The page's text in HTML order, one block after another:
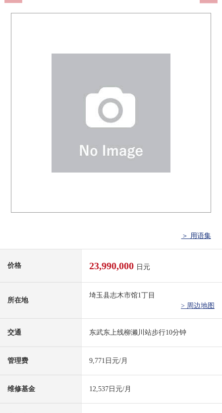
＞ 用语集
价格 23,990,000 日元
所在地
埼玉县志木市馆1丁目
> 周边地图
交通 东武东上线柳濑川站步行10分钟
管理费 9,771日元/月
维修基金 12,537日元/月